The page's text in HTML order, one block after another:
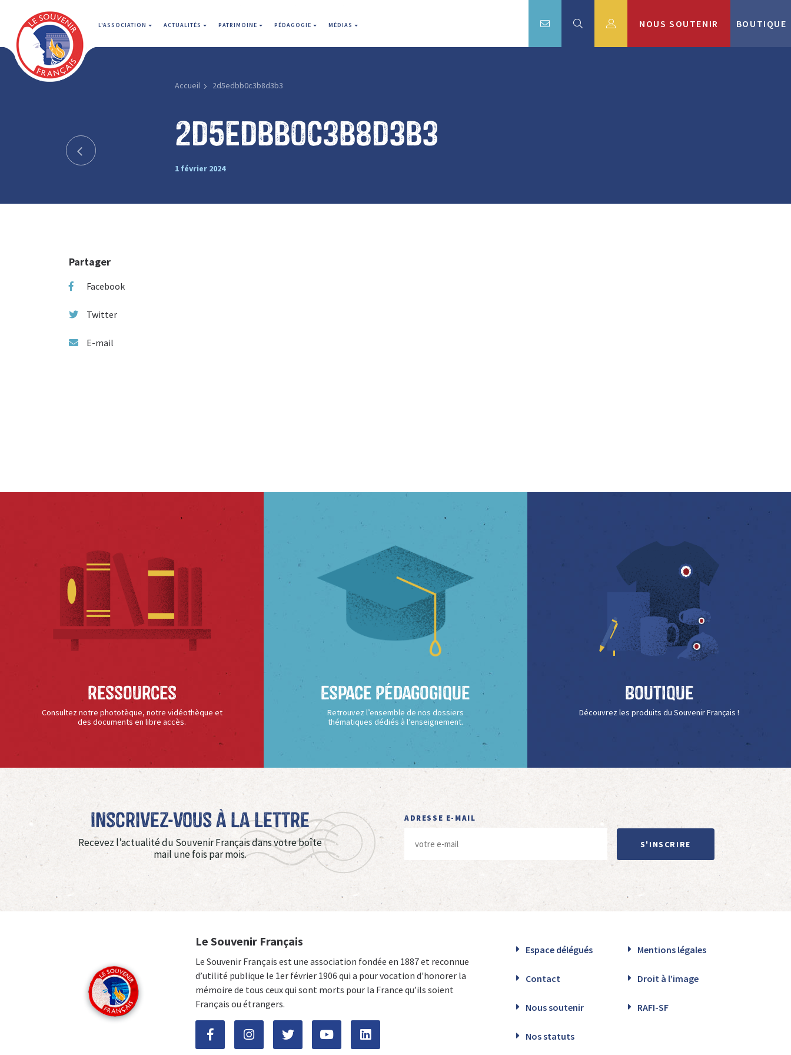
L'ASSOCIATION ACTUALITÉS PATRIMOINE PÉDAGOGIE MÉDIAS NOUS SOUTENIR BOUTIQUE
Accueil 2d5edbb0c3b8d3b3
2d5edbb0c3b8d3b3
1 février 2024
Partager
Facebook
Twitter
E-mail
Ressources
Consultez notre phototèque, notre vidéothèque et
des documents en libre accès.
Espace Pédagogique
Retrouvez l’ensemble de nos dossiers
thématiques dédiés à l’enseignement.
Boutique
Découvrez les produits du Souvenir Français !
Inscrivez-vous à La Lettre
Recevez l’actualité du Souvenir Français dans votre boîte
mail une fois par mois.
ADRESSE E-MAIL
S'INSCRIRE
Le Souvenir Français
Le Souvenir Français est une association fondée en 1887 et reconnue
d’utilité publique le 1er février 1906 qui a pour vocation d'honorer la
mémoire de tous ceux qui sont morts pour la France qu’ils soient
Français ou étrangers.
Espace délégués Mentions légales
Contact Droit à l’image
Nous soutenir RAFI-SF
Nos statuts